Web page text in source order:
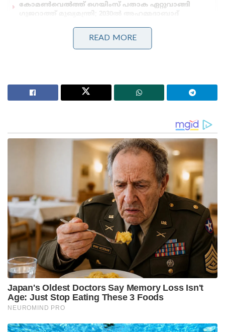
കോമൺവെൽത്ത് ഗെയിംസ് പതാക ഏറ്റുവാങ്ങി
ഗുജറാത്ത് മുഖ്യമന്ത്രി; 2030ൽ അഹമ്മദാബാദ്
ഗ്ലാസ്‌ഗോയിൽ ഇന്ത്യൻ ബോക്സിങ് കരുത്ത്:
പ്രിയക്കും സാക്ഷിക്കും അരുന്ധതിക്കും സ്വർണം;
പട്ടികയിൽ ഡിവില്ലിയേഴ്‌സ് തന്റെ പേര് വന്നപ്പോൾ
രണ്ടാം സ്ഥാനം നൽകി. റിക്കി പോണ്ടിംഗ് മൂന്നാം
കുമാർ സംഗക്കാര എട്ടാം സ്ഥാനത്തും ബാബർ അസം
ഒമ്പതാം സ്ഥാനത്തും ഡേവിഡ് വാർണർ പത്താം
സ്ഥാനത്തും നിൽക്കുന്നതാണ് ഡിവില്ലേഴ്സിന്റെ പട്ടിക.
എന്തായാലും അദ്ദേഹം റാങ്കിങ് നൽകിയതിൽ
കോഹ്‌ലി, രോഹിത്, ബാബർ തുടങ്ങിയ താരങ്ങളാണ്
ഏകദിനത്തിൽ നിലവിൽ കളിക്കുന്നത്.
Tags: rohit sharma virat kohli
MS Dhoni
sachin tendulkar
AB de Villiers
READ MORE